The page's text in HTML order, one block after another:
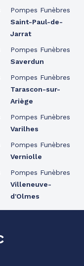
Pompes Funèbres
Saint-Paul-de-
Jarrat
Pompes Funèbres
Saverdun
Pompes Funèbres
Tarascon-sur-
Ariège
Pompes Funèbres
Varilhes
Pompes Funèbres
Verniolle
Pompes Funèbres
Villeneuve-
d'Olmes